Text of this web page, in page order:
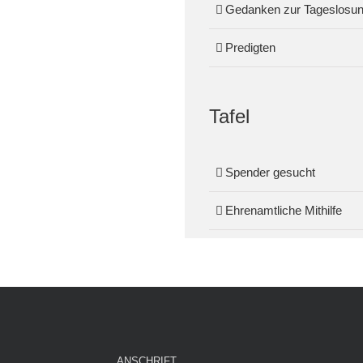
Gedanken zur
Predigten
Tafel
Spender gesucht
Ehrenamtliche Mithilfe